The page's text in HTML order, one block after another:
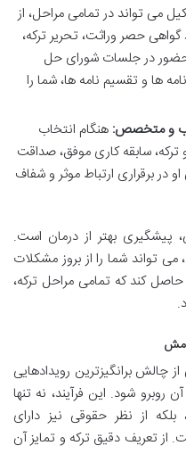
می تواند در تمامی مراحل، از
حصر وراثت، تحریر ترکه،
حضور در جلسات شورای حل
ها و تقسیم نامه ها، شما را
و متخصص: هنگام انتخاب
سابقه کاری موفق، صداقت
در برقراری ارتباط موثر و شفاف
پیشگیری بهتر از درمان است.
تواند شما را از بروز مشکلات
کند که تمامی مراحل ترکه،
چالش برانگیزترین رویدادهایی
شود. این فرآیند، نه تنها
از نظر حقوقی نیز دارای
تعریف دقیق ترکه و تمایز آن